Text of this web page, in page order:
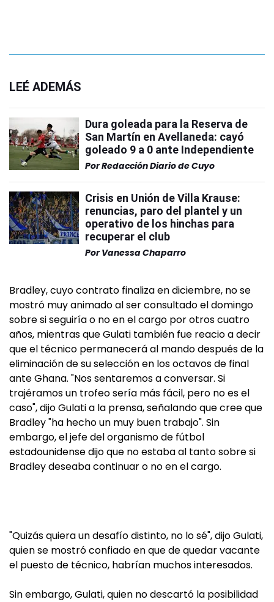
LEÉ ADEMÁS
Dura goleada para la Reserva de
San Martín en Avellaneda: cayó
goleado 9 a 0 ante Independiente
PorRedacción Diario de Cuyo
Crisis en Unión de Villa Krause:
renuncias, paro del plantel y un
operativo de los hinchas para
recuperar el club
Por Vanessa Chaparro
Bradley, cuyo contrato finaliza en diciembre, no se
mostró muy animado al ser consultado el domingo
sobre si seguiría o no en el cargo por otros cuatro
años, mientras que Gulati también fue reacio a decir
que el técnico permanecerá al mando después de la
eliminación de su selección en los octavos de final
ante Ghana. "Nos sentaremos a conversar. Si
trajéramos un trofeo sería más fácil, pero no es el
caso", dijo Gulati a la prensa, señalando que cree que
Bradley "ha hecho un muy buen trabajo". Sin
embargo, el jefe del organismo de fútbol
estadounidense dijo que no estaba al tanto sobre si
Bradley deseaba continuar o no en el cargo.
"Quizás quiera un desafío distinto, no lo sé", dijo Gulati,
quien se mostró confiado en que de quedar vacante
el puesto de técnico, habrían muchos interesados.
Sin embargo, Gulati, quien no descartó la posibilidad